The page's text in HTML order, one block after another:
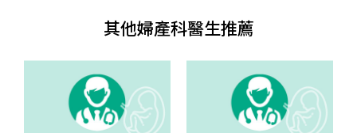
其他婦產科醫生推薦